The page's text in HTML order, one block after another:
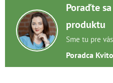
Poraďte
produktu
Sme tu pre vás
Poradca